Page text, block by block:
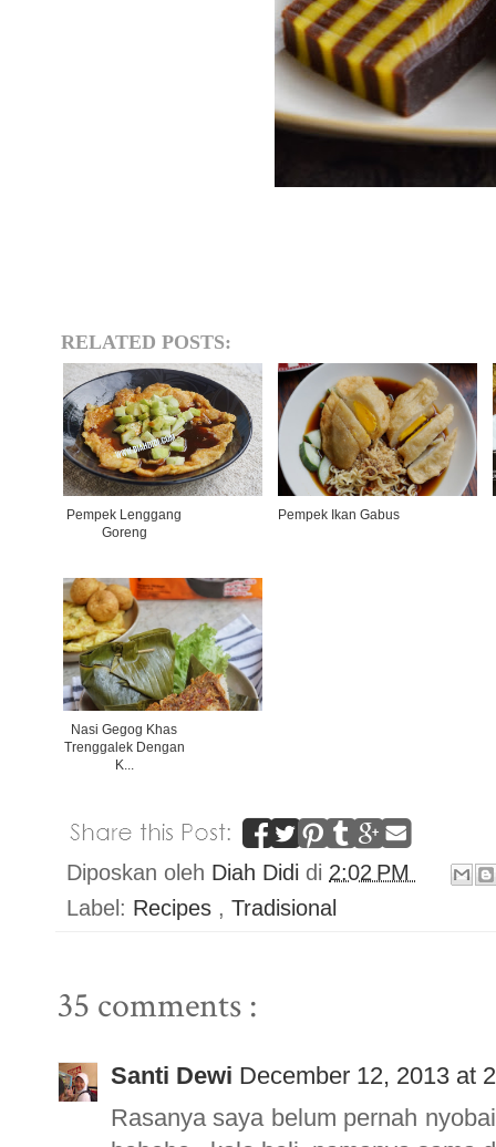
RELATED POSTS:
Pempek Lenggang
Goreng
Pempek Ikan Gabus
Nasi Gegog Khas
Trenggalek Dengan
K...
Diposkan oleh Diah Didi di 2:02 PM
Label: Recipes , Tradisional
35 comments :
Santi Dewi December 12, 2013 at
Rasanya saya belum pernah